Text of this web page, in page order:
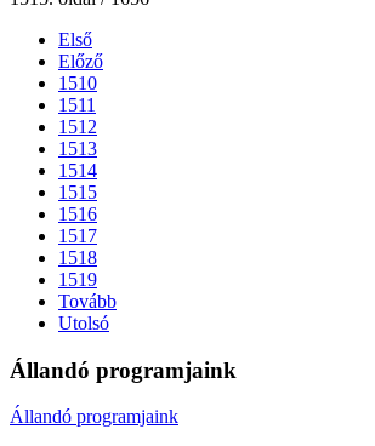
Első
Előző
1510
1511
1512
1513
1514
1515
1516
1517
1518
1519
Tovább
Utolsó
Állandó programjaink
Állandó programjaink